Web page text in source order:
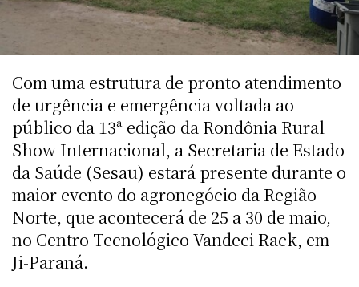
Com uma estrutura de pronto atendimento
de urgência e emergência voltada ao
público da 13ª edição da Rondônia Rural
Show Internacional, a Secretaria de Estado
da Saúde (Sesau) estará presente durante o
maior evento do agronegócio da Região
Norte, que acontecerá de 25 a 30 de maio,
no Centro Tecnológico Vandeci Rack, em
Ji-Paraná.